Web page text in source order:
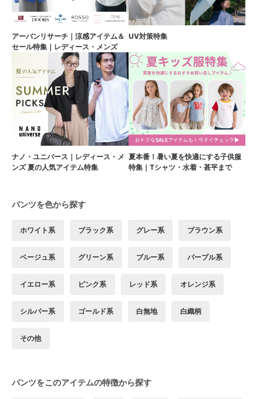
アーバンリサーチ｜涼感アイテム＆
セール特集｜レディース・メンズ
UV対策特集
ナノ・ユニバース｜レディース・メ
ンズ 夏の人気アイテム特集
夏本番！暑い夏を快適にする子供服
特集｜Tシャツ・水着・甚平まで
パンツを色から探す
ホワイト系 ブラック系 グレー系 ブラウン系
ベージュ系 グリーン系 ブルー系 パープル系
イエロー系 ピンク系 レッド系 オレンジ系
シルバー系 ゴールド系 白無地 白織柄
その他
パンツをこのアイテムの特徴から探す